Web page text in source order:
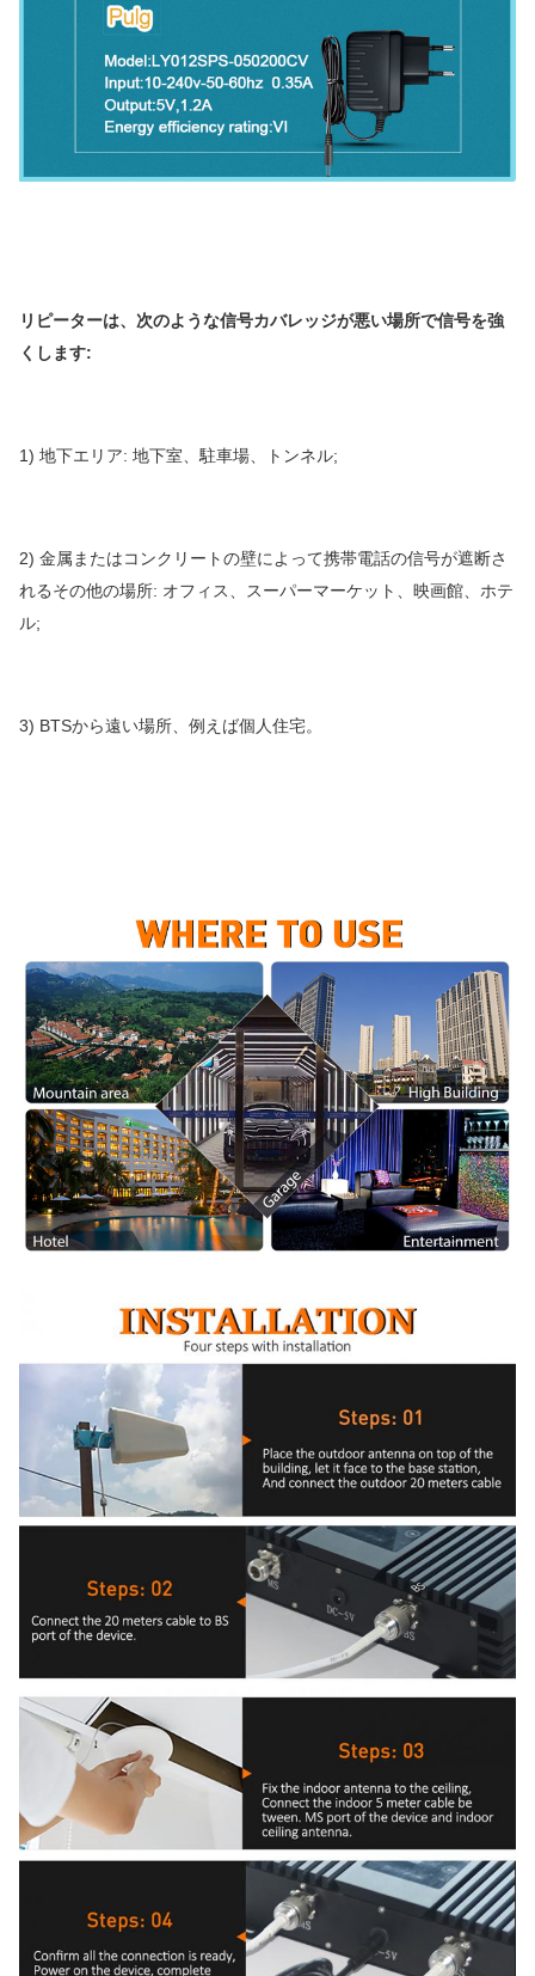
リピーターは、次のような信号カバレッジが悪い場所で信号を強
くします:
1) 地下エリア: 地下室、駐車場、トンネル;
2) 金属またはコンクリートの壁によって携帯電話の信号が遮断さ
れるその他の場所: オフィス、スーパーマーケット、映画館、ホテ
ル;
3) BTSから遠い場所、例えば個人住宅。